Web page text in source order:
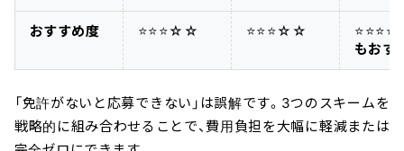
おすすめ度 ⭐⭐⭐☆☆ ⭐⭐⭐☆☆
もおす
「免許がないと応募できない」は誤解です。3つのスキームを
戦略的に組み合わせることで、費用負担を大幅に軽減または